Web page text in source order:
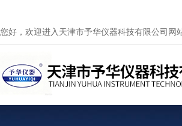
您好，欢迎进入天津市予华仪器科技有限公司网